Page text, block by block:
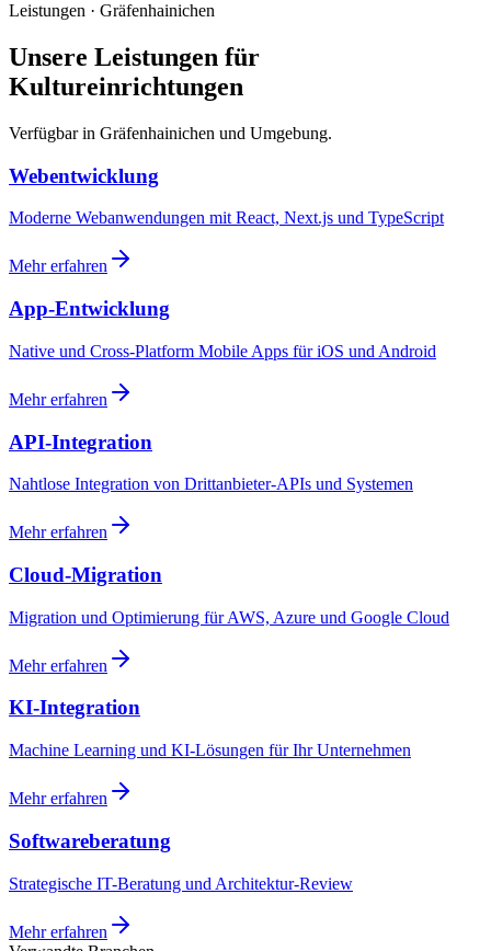
Leistungen · Gräfenhainichen
Unsere Leistungen für
Kultureinrichtungen
Verfügbar in Gräfenhainichen und Umgebung.
Webentwicklung
Moderne Webanwendungen mit React, Next.js und TypeScript
Mehr erfahren
App-Entwicklung
Native und Cross-Platform Mobile Apps für iOS und Android
Mehr erfahren
API-Integration
Nahtlose Integration von Drittanbieter-APIs und Systemen
Mehr erfahren
Cloud-Migration
Migration und Optimierung für AWS, Azure und Google Cloud
Mehr erfahren
KI-Integration
Machine Learning und KI-Lösungen für Ihr Unternehmen
Mehr erfahren
Softwareberatung
Strategische IT-Beratung und Architektur-Review
Mehr erfahren